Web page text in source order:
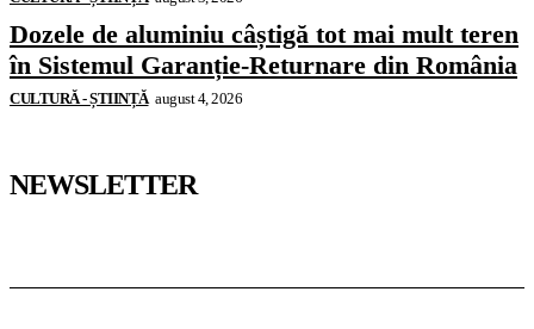
Dozele de aluminiu câștigă tot mai mult teren
în Sistemul Garanție-Returnare din România
CULTURĂ - ȘTIINȚĂ august 4, 2026
NEWSLETTER